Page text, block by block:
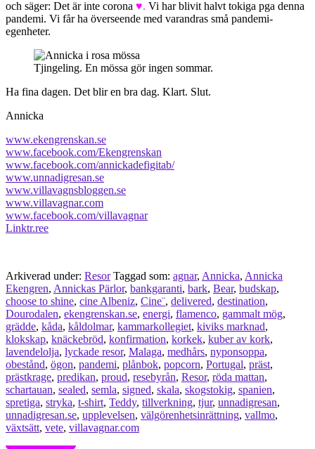
och säger: Det är inte corona ♥. Vi har blivit halvt tokiga pga denna
pandemi. Vi får ha överseende med varandras små pandemi-
egenheter.
Tjingeling. En mössa gör ingen sommar.
Ha fina dagen. Det blir en bra dag. Klart. Slut.
Annicka
www.ekengrenskan.se
www.facebook.com/Ekengrenskan
www.facebook.com/annickadefigitab/
www.unnadigresan.se
www.villavagnsbloggen.se
www.villavagnar.com
www.facebook.com/villavagnar
Linktr.ree
Arkiverad under: Resor Taggad som: agnar, Annicka, Annicka
Ekengren, Annickas Pärlor, bankgaranti, bark, Bear, budskap,
choose to shine, cine Albeniz, Cine¨, delivered, destination,
Dourodalen, ekengrenskan.se, energi, flamenco, gammalt mög,
grädde, kåda, kåldolmar, kammarkollegiet, kiviks marknad,
klokskap, knäckebröd, konfirmation, korkek, kuber av kork,
lavendelolja, lyckade resor, Malaga, medhårs, nyponsoppa,
obestånd, ögon, pandemi, plånbok, popcorn, Portugal, präst,
prästkrage, predikan, proud, resebyrån, Resor, röda mattan,
schartauan, sealed, semla, signed, skala, skogstokig, spanien,
spretiga, stryka, t-shirt, Teddy, tillverkning, tjur, unnadigresan,
unnadigresan.se, upplevelsen, välgörenhetsinrättning, vallmo,
växtsätt, vete, villavagnar.com